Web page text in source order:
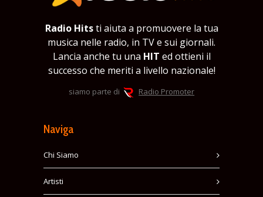
Radio Hitsti aiuta a promuovere la tua
musica nelle radio, in TV e sui giornali.
Lancia anche tu una HIT ed ottieni il
successo che meriti a livello nazionale!
siamo parte di Radio Promoter
Naviga
Chi Siamo
Artisti